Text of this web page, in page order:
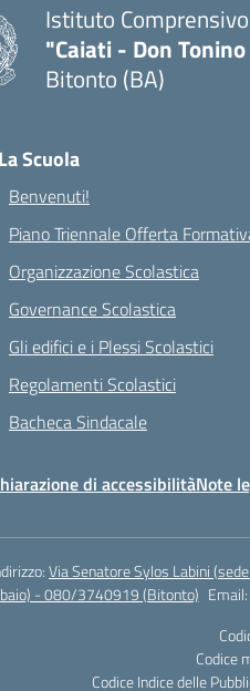
Istituto Comprensivo
"Caiati - Don
Bitonto (BA)
La Scuola
Benvenuti!
Piano Triennale Offerta
Organizzazione Scolastica
Governance Scolastica
Gli edifici e i Plessi Scolastici
Regolamenti Scolastici
Bacheca Sindacale
di accessibilitàNote
Via Senatore Sylos Labini
- 080/3740919 (Bitonto) Email:
Codice
Codice Indice delle